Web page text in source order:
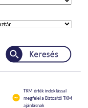
TKM érték indoklással
megfelel a Biztosítói TKM
ajánlásnak